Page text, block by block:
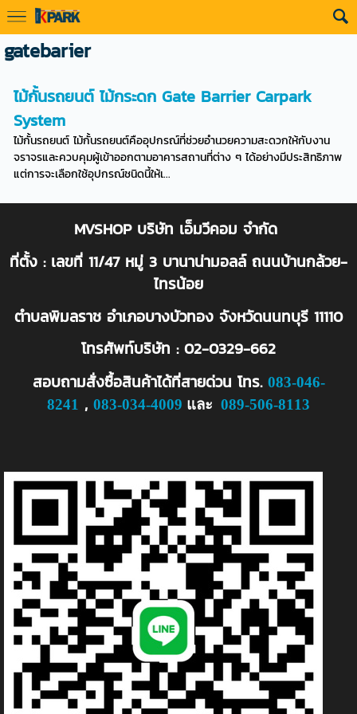
gatebarier
ไม้กั้นรถยนต์ ไม้กระดก Gate Barrier Carpark
System
ไม้กั้นรถยนต์ ไม้กั้นรถยนต์คืออุปกรณ์ที่ช่วยอำนวยความสะดวกให้กับงาน
จราจรและควบคุมผู้เข้าออกตามอาคารสถานที่ต่าง ๆ ได้อย่างมีประสิทธิภาพ
แต่การจะเลือกใช้อุปกรณ์ชนิดนี้ให้เ...
MVSHOP บริษัท เอ็มวีคอม จำกัด
ที่ตั้ง : เลขที่ 11/47 หมู่ 3 บานาน่ามอลล์ ถนนบ้านกล้วย-
ไทรน้อย
ตำบลพิมลราช อำเภอบางบัวทอง จังหวัดนนทบุรี 11110
โทรศัพท์บริษัท : 02-0329-662
สอบถามสั่งซื้อสินค้าได้ที่สายด่วน โทร. 083-046-
8241 , 083-034-4009 และ 089-506-8113